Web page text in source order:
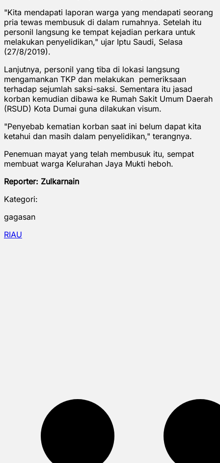
"Kita mendapati laporan warga yang mendapati seorang
pria tewas membusuk di dalam rumahnya. Setelah itu
personil langsung ke tempat kejadian perkara untuk
melakukan penyelidikan," ujar Iptu Saudi, Selasa
(27/8/2019).
Lanjutnya, personil yang tiba di lokasi langsung
mengamankan TKP dan melakukan pemeriksaan
terhadap sejumlah saksi-saksi. Sementara itu jasad
korban kemudian dibawa ke Rumah Sakit Umum Daerah
(RSUD) Kota Dumai guna dilakukan visum.
"Penyebab kematian korban saat ini belum dapat kita
ketahui dan masih dalam penyelidikan," terangnya.
Penemuan mayat yang telah membusuk itu, sempat
membuat warga Kelurahan Jaya Mukti heboh.
Reporter: Zulkarnain
Kategori:
gagasan
RIAU